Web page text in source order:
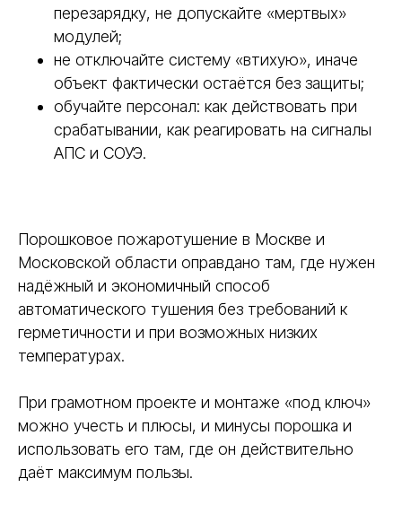
перезарядку, не допускайте «мертвых»
модулей;
не отключайте систему «втихую», иначе
объект фактически остаётся без защиты;
обучайте персонал: как действовать при
срабатывании, как реагировать на сигналы
АПС и СОУЭ.
Порошковое пожаротушение в Москве и
Московской области оправдано там, где нужен
надёжный и экономичный способ
автоматического тушения без требований к
герметичности и при возможных низких
температурах.
При грамотном проекте и монтаже «под ключ»
можно учесть и плюсы, и минусы порошка и
использовать его там, где он действительно
даёт максимум пользы.